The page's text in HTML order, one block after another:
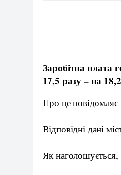
Заробітна плата
17,5 разу – на
Про це повідомляє
Відповідні дані
Як наголошується,